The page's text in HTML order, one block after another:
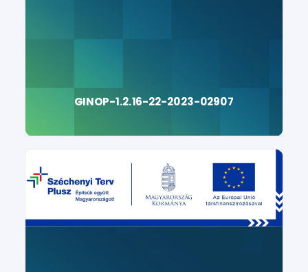
GINOP-1.2.16-22-2023-02907